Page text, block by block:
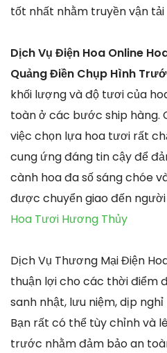
tốt nhất nhằm truyền vận
Dịch Vụ Điện Hoa Online
Quảng Điền Chụp Hình
khối lượng và độ tươi của
toàn ở các bước ship hàng.
việc chọn lựa hoa tươi rất
cung ứng đáng tin cậy để
cành hoa đa số sáng chóe
được chuyển giao đến
Hoa Tươi Hương Thủy
Dịch Vụ Thương Mại Điện
thuận lợi cho các thời điểm
sanh nhật, lưu niệm, dịp
Bạn rất có thể tùy chỉnh và
trước nhằm đảm bảo an